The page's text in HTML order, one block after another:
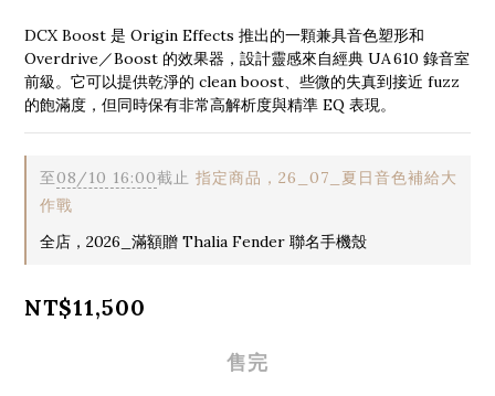
DCX Boost 是 Origin Effects 推出的一顆兼具音色塑形和
Overdrive／Boost 的效果器，設計靈感來自經典 UA 610 錄音室
前級。它可以提供乾淨的 clean boost、些微的失真到接近 fuzz
的飽滿度，但同時保有非常高解析度與精準 EQ 表現。
至08/10 16:00截止 指定商品，26_07_夏日音色補給大
作戰
全店，2026_滿額贈 Thalia Fender 聯名手機殼
NT$11,500
售完